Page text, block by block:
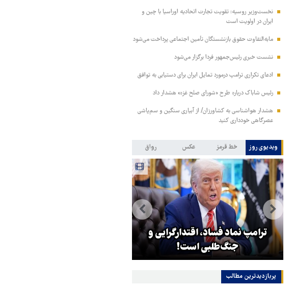
نخست‌وزیر روسیه:‌ تقویت تجارت اتحادیه اوراسیا با چین و
ایران در اولویت است
مابه‌التفاوت حقوق بازنشستگان تأمین اجتماعی پرداخت می‌شود
نشست خبری رئیس‌جمهور فردا برگزار می‌شود
ادعای تکراری ترامپ درمورد تمایل ایران برای دستیابی به توافق
رئیس شاباک درباره طرح «شورای صلح غزه» هشدار داد
هشدار هواشناسی به کشاورزان/ از آبیاری سنگین و سم‌پاشی
عصرگاهی خودداری کنید
ویدیوی روز خط قرمز عکس رواق
ترامپ نماد فساد، اقتدارگرایی و
جنگ‌طلبی است!
پربازدیدترین‌ مطالب